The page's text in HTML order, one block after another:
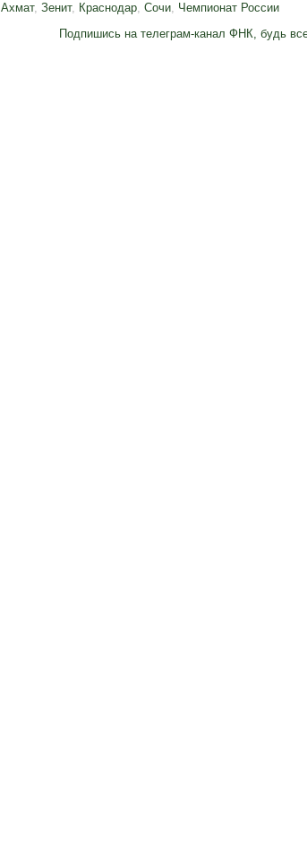
Ахмат, Зенит, Краснодар, Сочи, Чемпионат России
Подпишись на телеграм-канал ФНК, будь